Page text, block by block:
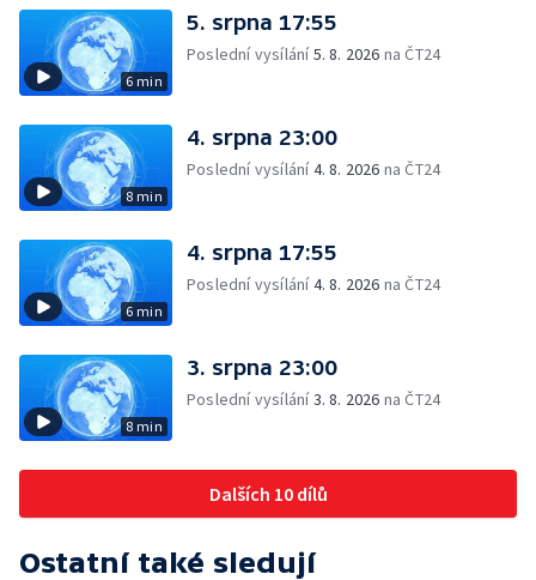
6 min
5. srpna 17:55
Poslední vysílání5. 8. 2026 na ČT24
8 min
4. srpna 23:00
Poslední vysílání4. 8. 2026 na ČT24
6 min
4. srpna 17:55
Poslední vysílání4. 8. 2026 na ČT24
8 min
3. srpna 23:00
Poslední vysílání3. 8. 2026 na ČT24
Dalších 10 dílů
Ostatní také sledují